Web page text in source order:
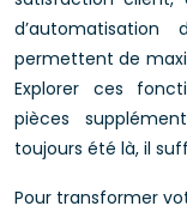
permettent de
Explorer ces
pièces
toujours été là, il
Pour transformer